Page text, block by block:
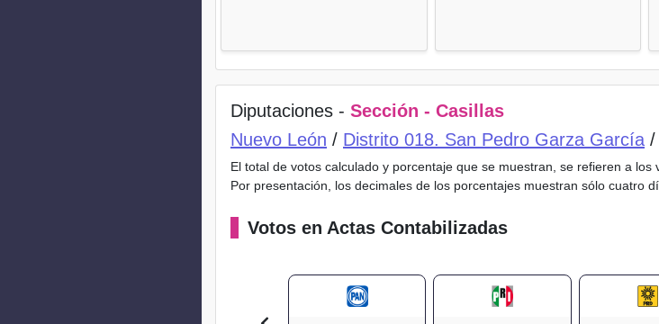
Diputaciones - Sección - Casillas
Nuevo León / Distrito 018. San Pedro Garza García /
El total de votos calculado y porcentaje que se muestran, se refieren a los
Por presentación, los decimales de los porcentajes muestran sólo cuatro
Votos en Actas Contabilizadas